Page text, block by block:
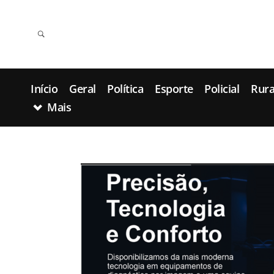
Início Geral Política Esporte Policial
Mais